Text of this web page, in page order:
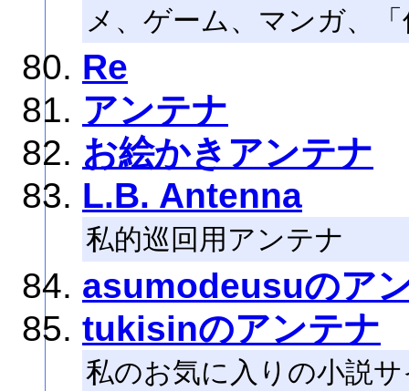
メ、ゲーム、マンガ、
Re
アンテナ
お絵かきアンテナ
L.B. Antenna
私的巡回用アンテナ
asumodeusuのア
tukisinのアンテナ
私のお気に入りの小説